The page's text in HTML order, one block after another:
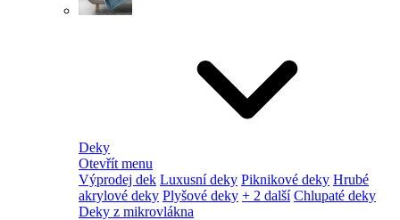
Deky
Otevřít menu
Výprodej dek Luxusní deky Piknikové deky Hrubé
akrylové deky Plyšové deky + 2 další Chlupaté deky
Deky z mikrovlákna